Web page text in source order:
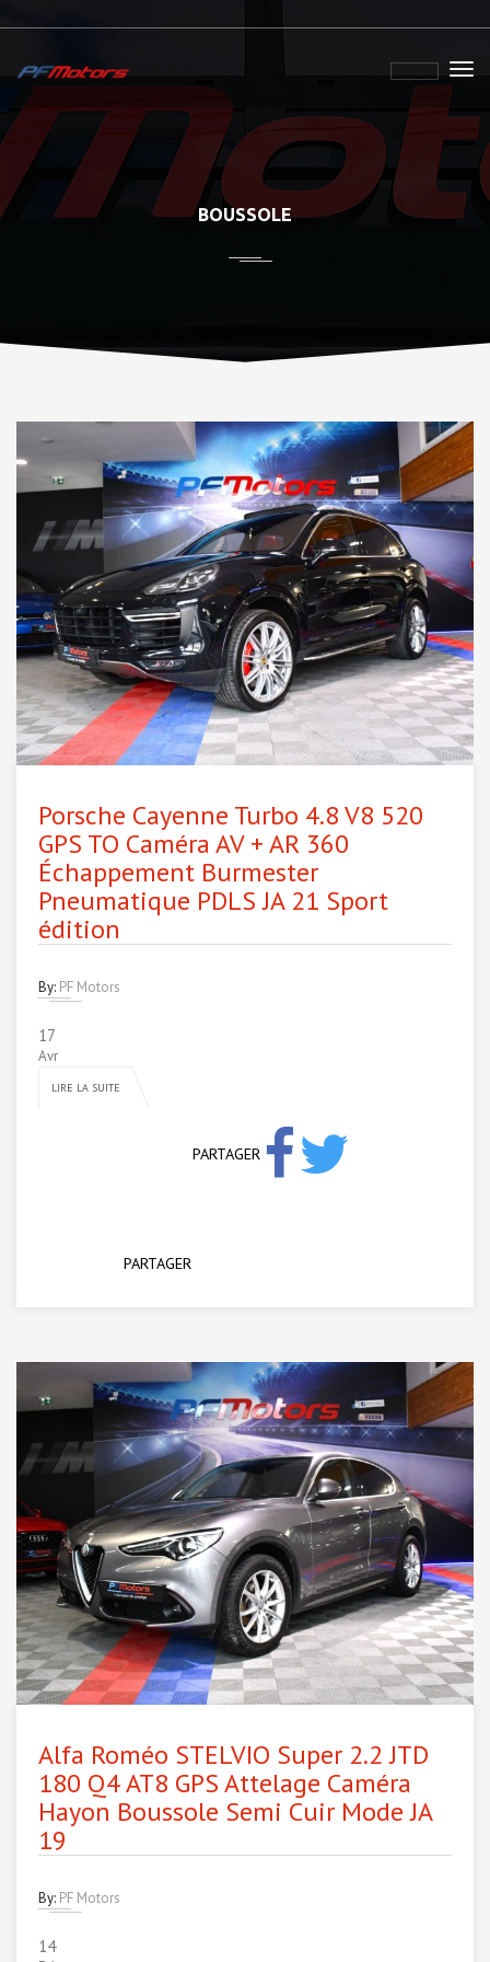
BOUSSOLE
Porsche Cayenne Turbo 4.8 V8 520
GPS TO Caméra AV + AR 360
Échappement Burmester
Pneumatique PDLS JA 21 Sport
édition
By: PF Motors
17
Avr
LIRE LA SUITE
PARTAGER
PARTAGER
Alfa Roméo STELVIO Super 2.2 JTD
180 Q4 AT8 GPS Attelage Caméra
Hayon Boussole Semi Cuir Mode JA
19
By: PF Motors
14